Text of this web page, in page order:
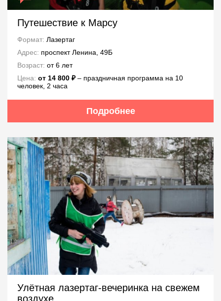
Путешествие к Марсу
Формат: Лазертаг
Адрес: проспект Ленина, 49Б
Возраст: от 6 лет
Цена: от 14 800 ₽– праздничная программа на 10
человек, 2 часа
Подробнее
Улётная лазертаг-вечеринка на свежем
воздухе